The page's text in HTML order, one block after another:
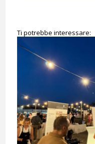
Ti potrebbe interessare: